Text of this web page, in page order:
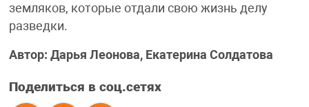
земляков, которые отдали свою жизнь делу
разведки.
Автор: Дарья Леонова, Екатерина Солдатова
Поделиться в соц.сетях